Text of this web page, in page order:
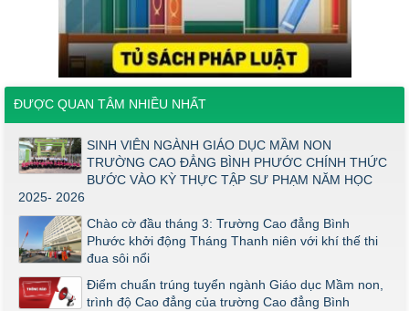
Thông báo về việc tổ chức thi năng khiếu ngành Giáo dục
Mầm non năm 2026
Thông báo về việc tuyển sinh đợt 2 năm 2026
đối với ngành Giáo dục Mầm non trình độ cao đẳng năm 2026
Điểm thi năng khiếu ngành Giáo dục Mầm Non đợt 1 2026
Thông báo về việc triển khai một số văn bản mới
THÔNG BÁO VỀ VIỆC PHÚC KHẢO ĐIỂM THI TỐT NGHIỆP
ĐIỂM TỐT NGHIỆP KHỐI Y - DƯỢC NĂM 2026
Thông báo về việc tổ chức thi năng khiếu ngành Giáo dục
Mầm non năm 2026
ĐƯỢC QUAN TÂM NHIỀU NHẤT
SINH VIÊN NGÀNH GIÁO DỤC MẦM NON
TRƯỜNG CAO ĐẲNG BÌNH PHƯỚC CHÍNH THỨC
BƯỚC VÀO KỲ THỰC TẬP SƯ PHẠM NĂM HỌC
2025- 2026
Chào cờ đầu tháng 3: Trường Cao đẳng Bình
Phước khởi động Tháng Thanh niên với khí thế thi
đua sôi nổi
Điểm chuẩn trúng tuyển ngành Giáo dục Mầm non,
trình độ Cao đẳng của trường Cao đẳng Bình